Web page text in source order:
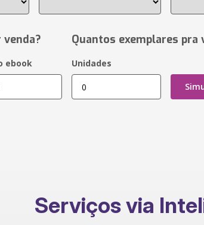
ebook
Quantos exemplares pra
Unidades
Serviços via